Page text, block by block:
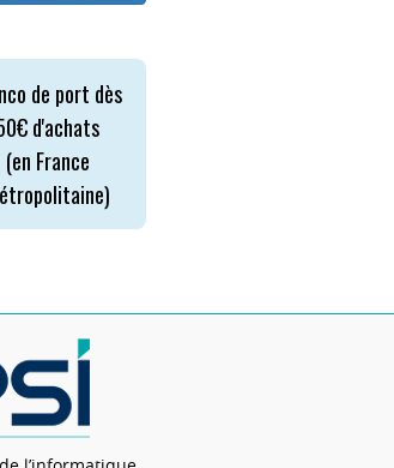
de port dès
d'achats
(en France